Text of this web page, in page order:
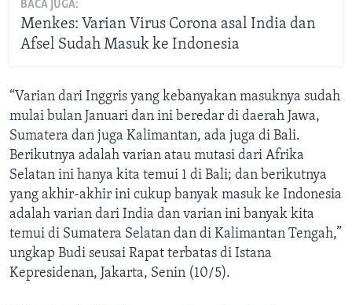
BACA JUGA:
Menkes: Varian Virus Corona asal India dan
Afsel Sudah Masuk ke Indonesia
“Varian dari Inggris yang kebanyakan masuknya sudah
mulai bulan Januari dan ini beredar di daerah Jawa,
Sumatera dan juga Kalimantan, ada juga di Bali.
Berikutnya adalah varian atau mutasi dari Afrika
Selatan ini hanya kita temui 1 di Bali; dan berikutnya
yang akhir-akhir ini cukup banyak masuk ke Indonesia
adalah varian dari India dan varian ini banyak kita
temui di Sumatera Selatan dan di Kalimantan Tengah,”
ungkap Budi seusai Rapat terbatas di Istana
Kepresidenan, Jakarta, Senin (10/5).